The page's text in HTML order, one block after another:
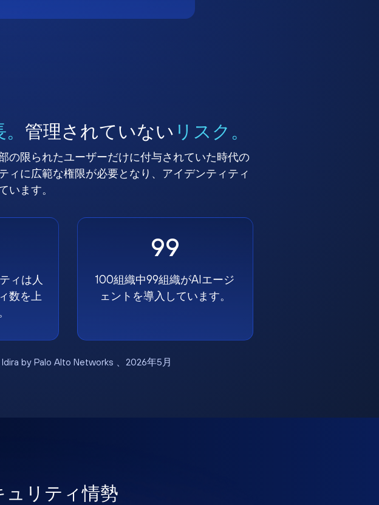
管理されていない リスク。
の限られたユーザーだけに付与されていた時代の
ィに広範な権限が必要となり、アイデンティティ
います。
ィは人
数を上
99
100組織中99組織がAIエージ
ェントを導入しています。
by Palo Alto Networks 、2026年5月
リティ情勢